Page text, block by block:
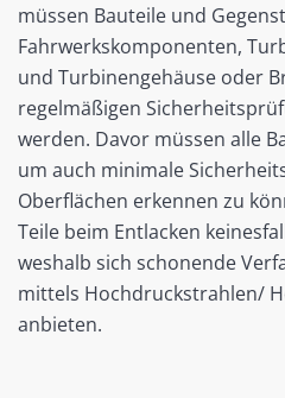
müssen Bauteile und
Fahrwerkskomponenten,
und Turbinengehäuse oder
regelmäßigen
werden. Davor müssen alle
um auch minimale
Oberflächen erkennen zu
Teile beim Entlacken
weshalb sich schonende
mittels Hochdruckstrahlen/
anbieten.